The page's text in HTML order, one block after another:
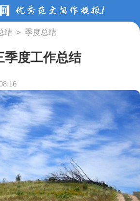
结 > 季度总结
季度工作总结